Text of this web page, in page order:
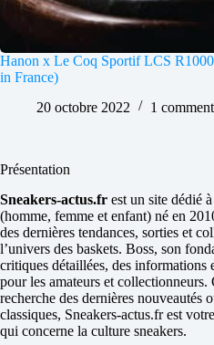
Hanon x Le Coq Sportif LCS
in France)
20 octobre 2022
1
Présentation
Sneakers-actus.fr est un site dédié
(homme, femme et enfant) né en
des dernières tendances, sorties et
l’univers des baskets. Boss, son
critiques détaillées, des informations
pour les amateurs et collectionneurs.
recherche des dernières nouveautés
classiques, Sneakers-actus.fr est
qui concerne la culture sneakers.